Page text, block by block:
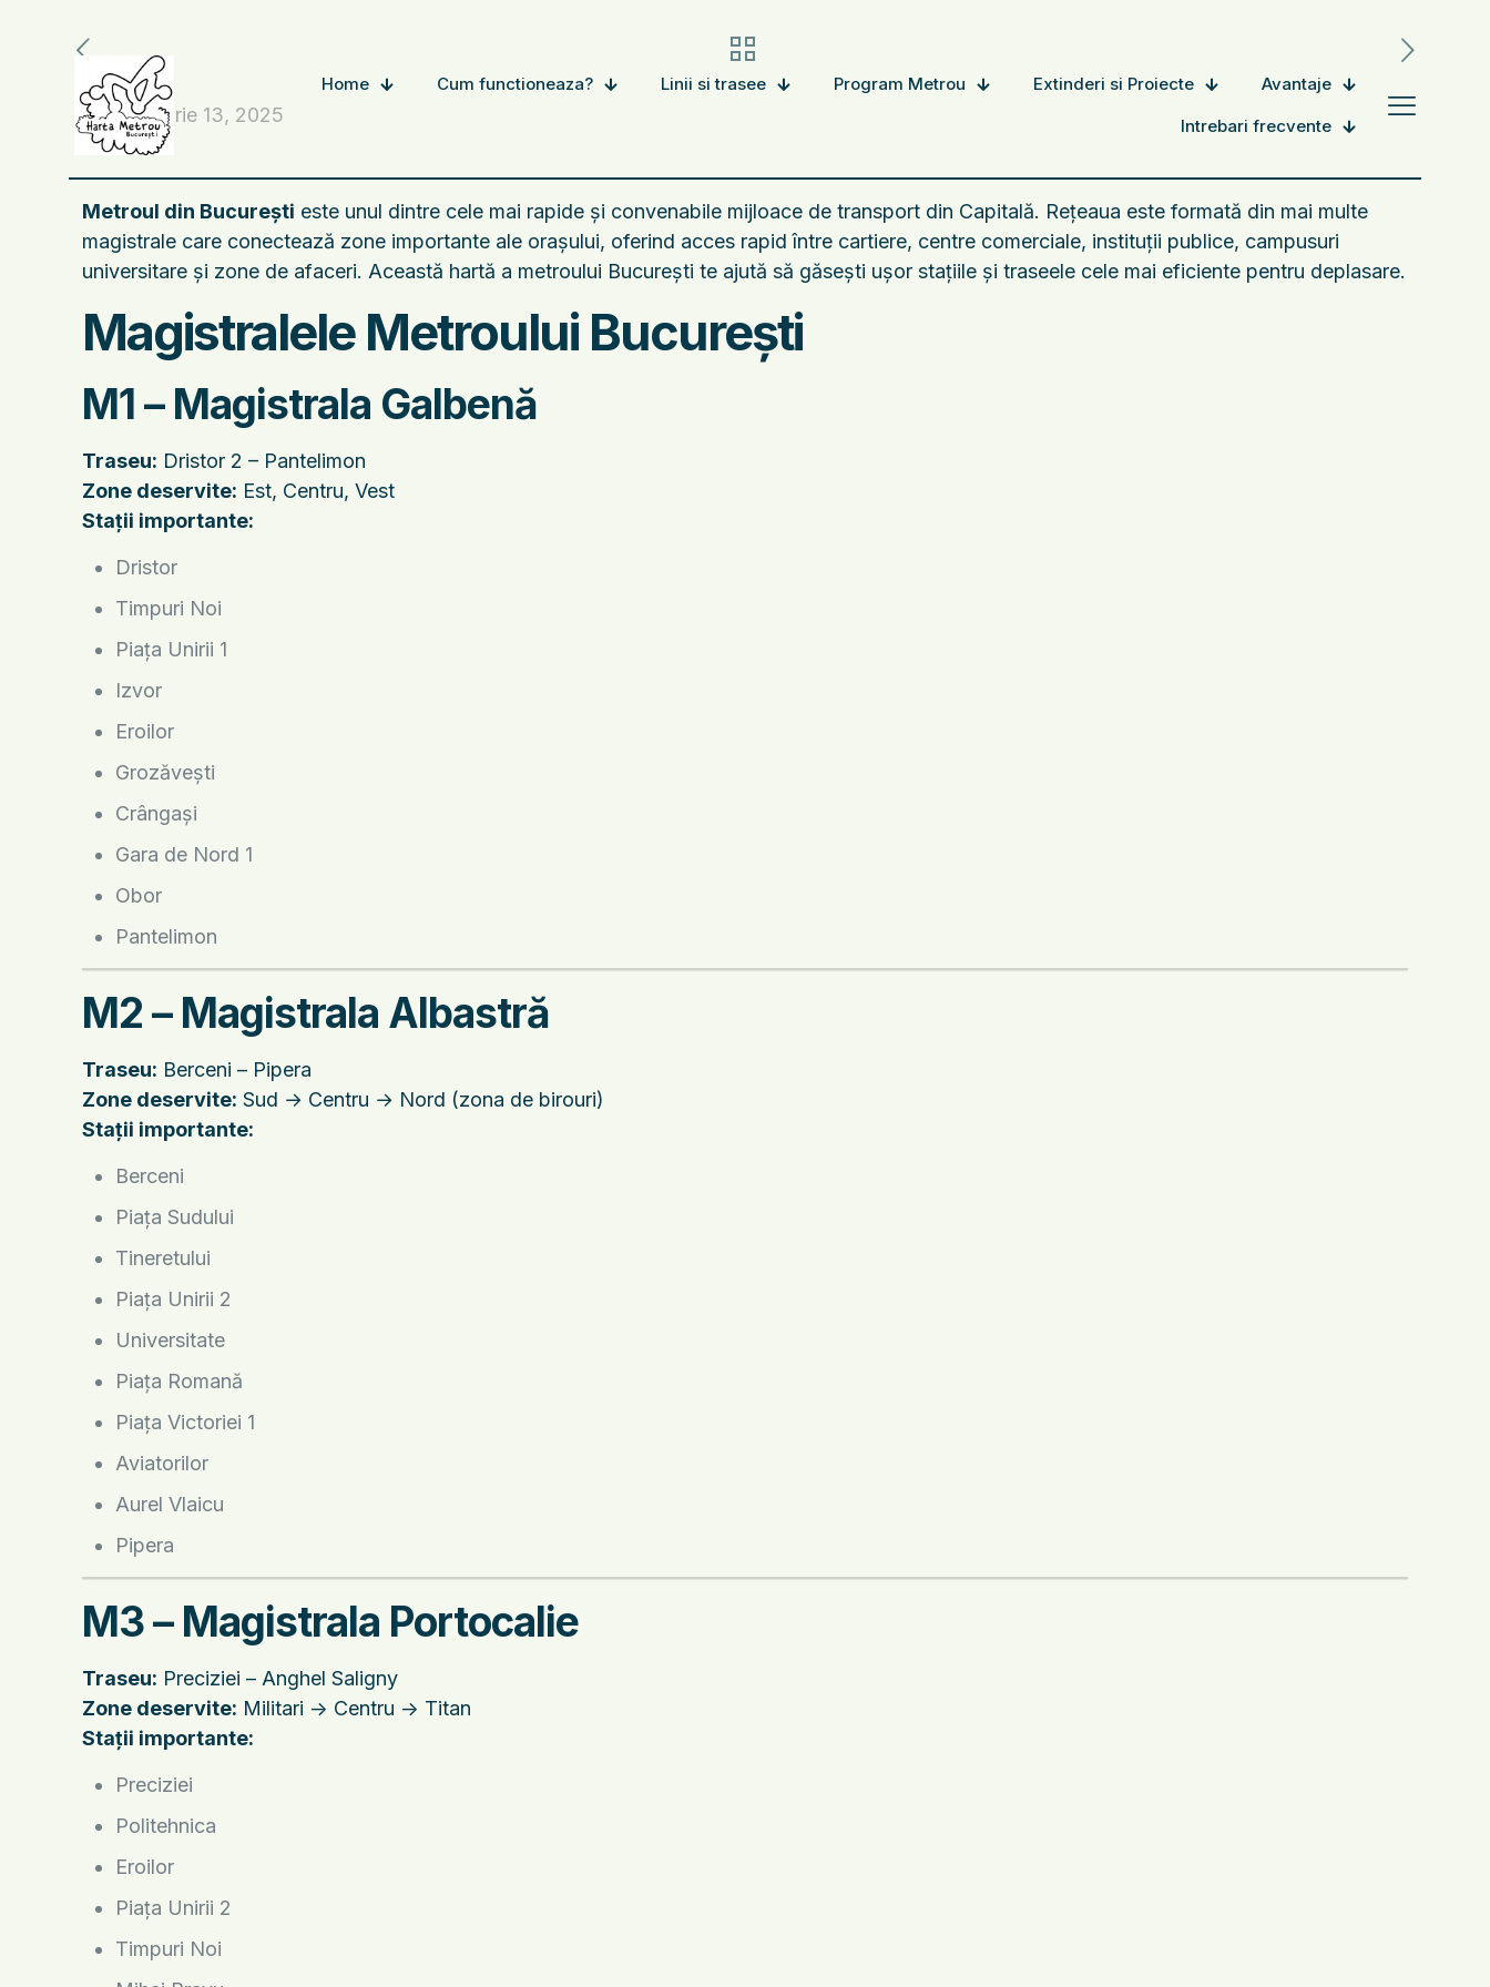
Home Cum functioneaza? Linii si trasee Program Metrou Extinderi si Proiecte
Avantaje
Intrebari frecvente
noiembrie 13, 2025
Metroul din București este unul dintre cele mai rapide și convenabile mijloace de transport din Capitală. Rețeaua este formată din mai multe
magistrale care conectează zone importante ale orașului, oferind acces rapid între cartiere, centre comerciale, instituții publice, campusuri
universitare și zone de afaceri. Această hartă a metroului București te ajută să găsești ușor stațiile și traseele cele mai eficiente pentru deplasare.
Magistralele Metroului București
M1 – Magistrala Galbenă
Traseu: Dristor 2 – Pantelimon
Zone deservite: Est, Centru, Vest
Stații importante:
Dristor
Timpuri Noi
Piața Unirii 1
Izvor
Eroilor
Grozăvești
Crângași
Gara de Nord 1
Obor
Pantelimon
M2 – Magistrala Albastră
Traseu: Berceni – Pipera
Zone deservite: Sud → Centru → Nord (zona de birouri)
Stații importante:
Berceni
Piața Sudului
Tineretului
Piața Unirii 2
Universitate
Piața Romană
Piața Victoriei 1
Aviatorilor
Aurel Vlaicu
Pipera
M3 – Magistrala Portocalie
Traseu: Preciziei – Anghel Saligny
Zone deservite: Militari -> Centru -> Titan
Stații importante:
Preciziei
Politehnica
Eroilor
Piața Unirii 2
Timpuri Noi